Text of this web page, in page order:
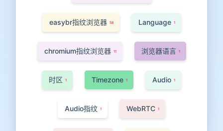
easybr指纹浏览器 58 Language 1
chromium指纹浏览器 11 浏览器语言 1
时区 1 Timezone 1 Audio 1
Audio指纹 1 WebRTC 1